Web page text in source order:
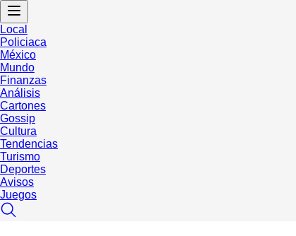
Local
Policiaca
México
Mundo
Finanzas
Análisis
Cartones
Gossip
Cultura
Tendencias
Turismo
Deportes
Avisos
Juegos